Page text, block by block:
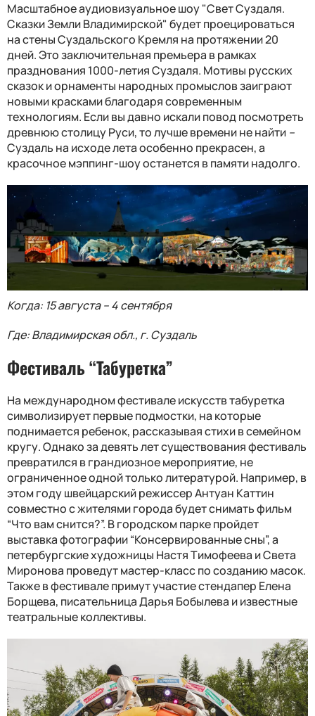
Масштабное аудиовизуальное шоу "Свет Суздаля.
Сказки Земли Владимирской" будет проецироваться
на стены Суздальского Кремля на протяжении 20
дней. Это заключительная премьера в рамках
празднования 1000-летия Суздаля. Мотивы русских
сказок и орнаменты народных промыслов заиграют
новыми красками благодаря современным
технологиям. Если вы давно искали повод посмотреть
древнюю столицу Руси, то лучше времени не найти –
Суздаль на исходе лета особенно прекрасен, а
красочное мэппинг-шоу останется в памяти надолго.
Когда: 15 августа – 4 сентября
Где: Владимирская обл., г. Суздаль
Фестиваль “Табуретка”
На международном фестивале искусств табуретка
символизирует первые подмостки, на которые
поднимается ребенок, рассказывая стихи в семейном
кругу. Однако за девять лет существования фестиваль
превратился в грандиозное мероприятие, не
ограниченное одной только литературой. Например, в
этом году швейцарский режиссер Антуан Каттин
совместно с жителями города будет снимать фильм
“Что вам снится?”. В городском парке пройдет
выставка фотографии “Консервированные сны”, а
петербургские художницы Настя Тимофеева и Света
Миронова проведут мастер-класс по созданию масок.
Также в фестивале примут участие стендапер Елена
Борщева, писательница Дарья Бобылева и известные
театральные коллективы.